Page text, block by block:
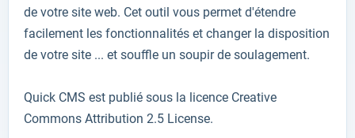
de votre site web. Cet outil vous permet d'étendre
facilement les fonctionnalités et changer la disposition
de votre site ... et souffle un soupir de soulagement.
Quick CMS est publié sous la licence Creative
Commons Attribution 2.5 License.